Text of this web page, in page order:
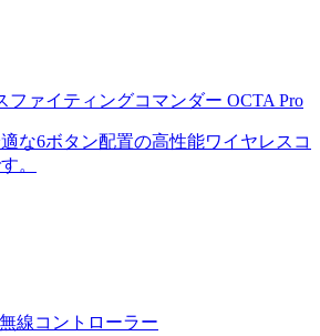
ファイティングコマンダー OCTA Pro
な6ボタン配置の高性能ワイヤレスコ
。
線コントローラー